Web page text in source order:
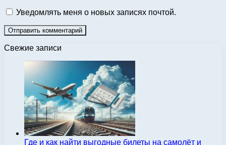
Уведомлять меня о новых записях почтой.
Свежие записи
Где и как найти выгодные билеты на самолёт и